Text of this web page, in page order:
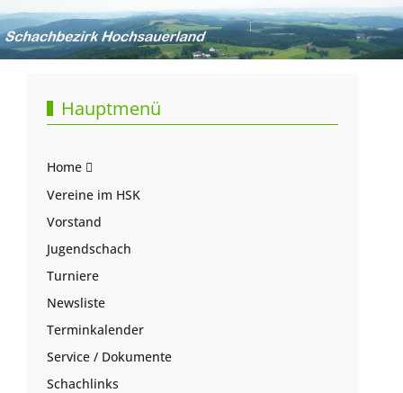
Hauptmenü
Home
Vereine im HSK
Vorstand
Jugendschach
Turniere
Newsliste
Terminkalender
Service / Dokumente
Schachlinks